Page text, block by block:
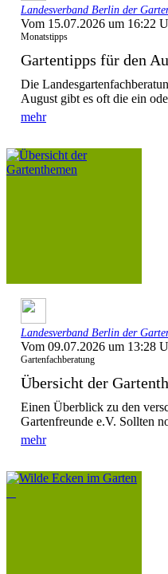
Landesverband Berlin der
Vom 15.07.2026 um 16:22
Monatstipps
Gartentipps für den
Die
August gibt es oft die ein
mehr
Landesverband Berlin der
Vom 09.07.2026 um 13:28
Gartenfachberatung
Übersicht der
Einen Überblick zu den
Gartenfreunde e.V. Sollten
mehr